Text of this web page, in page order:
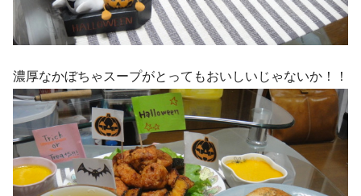
濃厚なかぼちゃスープがとってもおいしいじゃないか！！